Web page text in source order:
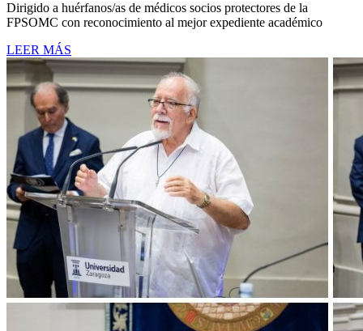
Dirigido a huérfanos/as de médicos socios protectores de la
FPSOMC con reconocimiento al mejor expediente académico
LEER MÁS